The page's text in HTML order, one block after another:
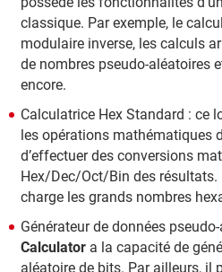
classique. Par exemple, le
modulaire inverse, les calculs
de nombres pseudo-aléatoires
encore.
Calculatrice Hex Standard : ce
les opérations mathématiques
d’effectuer des conversions
Hex/Dec/Oct/Bin des résultats.
charge les grands nombres
Générateur de données
Calculator a la capacité de
aléatoire de bits. Par ailleurs, il